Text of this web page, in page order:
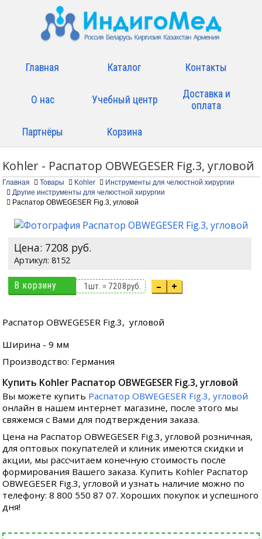
Главная Каталог Контакты
О нас Учебный центр
Доставка и
оплата
Партнёры Корзина
Kohler - Распатор OBWEGESER Fig.3, угловой
Главная Товары Kohler
Инструменты для челюстной хирургии
Другие инструменты для челюстной хирургии
Распатор OBWEGESER Fig.3, угловой
Цена: 7208 руб.
8152
В корзину 1шт. = 7208руб. – +
Распатор OBWEGESER Fig.3, угловой
Ширина - 9 мм
Производство: Германия
Купить Kohler Распатор OBWEGESER Fig.3, угловой
Вы можете купить Распатор OBWEGESER Fig.3, угловой
онлайн в нашем интернет магазине, после этого мы
свяжемся с Вами для подтверждения заказа.
Цена на Распатор OBWEGESER Fig.3, угловой розничная,
для оптовых покупателей и клиник имеются скидки и
акции, мы рассчитаем конечную стоимость после
формирования Вашего заказа. Купить Kohler Распатор
OBWEGESER Fig.3, угловой и узнать наличие можно по
телефону: 8 800 550 87 07. Хороших покупок и успешного
дня!